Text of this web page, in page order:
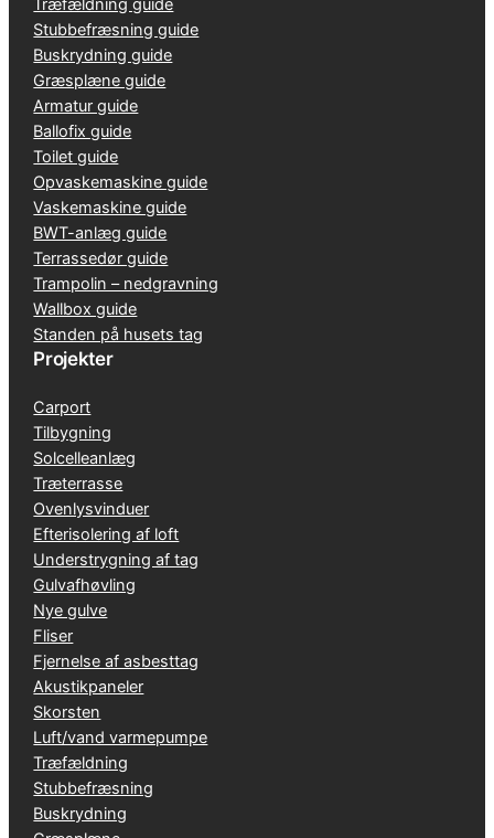
Træfældning guide
Stubbefræsning guide
Buskrydning guide
Græsplæne guide
Armatur guide
Ballofix guide
Toilet guide
Opvaskemaskine guide
Vaskemaskine guide
BWT-anlæg guide
Terrassedør guide
Trampolin – nedgravning
Wallbox guide
Standen på husets tag
Projekter
Carport
Tilbygning
Solcelleanlæg
Træterrasse
Ovenlysvinduer
Efterisolering af loft
Understrygning af tag
Gulvafhøvling
Nye gulve
Fliser
Fjernelse af asbesttag
Akustikpaneler
Skorsten
Luft/vand varmepumpe
Træfældning
Stubbefræsning
Buskrydning